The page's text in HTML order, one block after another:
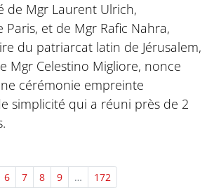
de Mgr Laurent Ulrich,
Paris, et de Mgr Rafic Nahra,
du patriarcat latin de Jérusalem,
Mgr Celestino Migliore, nonce
cérémonie empreinte
simplicité qui a réuni près de 2
6 7 8 9 … 172